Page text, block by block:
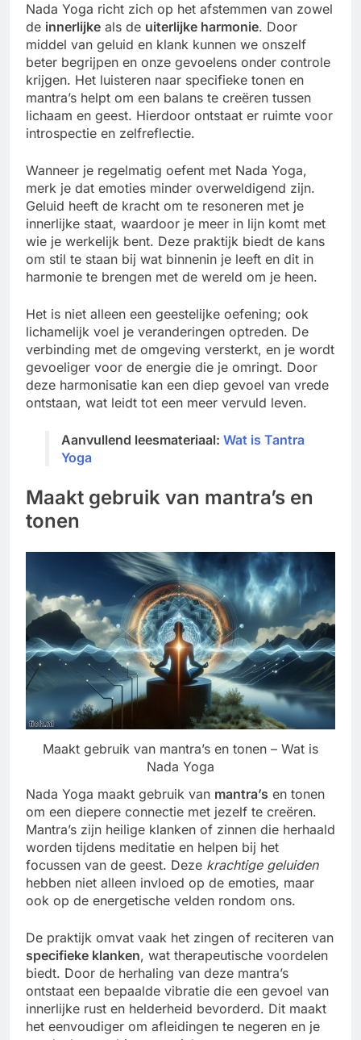
Nada Yoga richt zich op het afstemmen van zowel
de innerlijke als de uiterlijke harmonie. Door
middel van geluid en klank kunnen we onszelf
beter begrijpen en onze gevoelens onder controle
krijgen. Het luisteren naar specifieke tonen en
mantra’s helpt om een balans te creëren tussen
lichaam en geest. Hierdoor ontstaat er ruimte voor
introspectie en zelfreflectie.
Wanneer je regelmatig oefent met Nada Yoga,
merk je dat emoties minder overweldigend zijn.
Geluid heeft de kracht om te resoneren met je
innerlijke staat, waardoor je meer in lijn komt met
wie je werkelijk bent. Deze praktijk biedt de kans
om stil te staan bij wat binnenin je leeft en dit in
harmonie te brengen met de wereld om je heen.
Het is niet alleen een geestelijke oefening; ook
lichamelijk voel je veranderingen optreden. De
verbinding met de omgeving versterkt, en je wordt
gevoeliger voor de energie die je omringt. Door
deze harmonisatie kan een diep gevoel van vrede
ontstaan, wat leidt tot een meer vervuld leven.
Aanvullend leesmateriaal: Wat is Tantra
Yoga
Maakt gebruik van mantra’s en
tonen
Maakt gebruik van mantra’s en tonen – Wat is
Nada Yoga
Nada Yoga maakt gebruik van mantra’s en tonen
om een diepere connectie met jezelf te creëren.
Mantra’s zijn heilige klanken of zinnen die herhaald
worden tijdens meditatie en helpen bij het
focussen van de geest. Deze krachtige geluiden
hebben niet alleen invloed op de emoties, maar
ook op de energetische velden rondom ons.
De praktijk omvat vaak het zingen of reciteren van
specifieke klanken, wat therapeutische voordelen
biedt. Door de herhaling van deze mantra’s
ontstaat een bepaalde vibratie die een gevoel van
innerlijke rust en helderheid bevorderd. Dit maakt
het eenvoudiger om afleidingen te negeren en je